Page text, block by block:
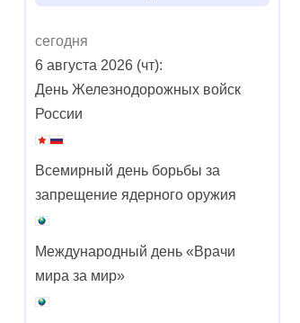
сегодня
6 августа 2026 (чт):
День Железнодорожных войск
России
Всемирный день борьбы за
запрещение ядерного оружия
Международный день «Врачи
мира за мир»